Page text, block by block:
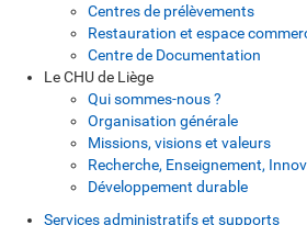
Centres de prélèvements
Restauration et espace
Centre de Documentation
Le CHU de Liège
Qui sommes-nous ?
Organisation générale
Missions, visions et valeurs
Recherche, Enseignement,
Développement durable
Services administratifs et supports